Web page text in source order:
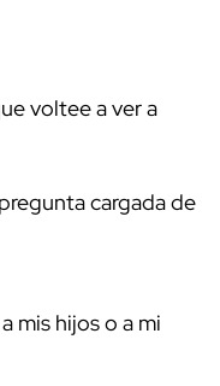
voltee a ver a
cargada de
mis hijos o a mi